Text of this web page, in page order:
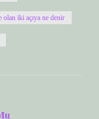
olan iki açıya ne denir